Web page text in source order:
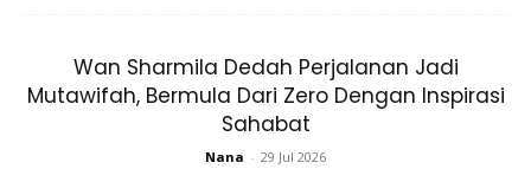
Ads
Wan Sharmila Dedah Perjalanan Jadi
Mutawifah, Bermula Dari Zero Dengan Inspirasi
Sahabat
Nana - 29 Jul 2026